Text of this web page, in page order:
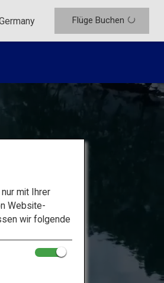
Flüge Buchen
mit Ihrer
Website-
wir folgende